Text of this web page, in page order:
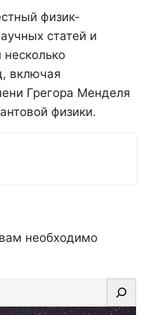
физик-
статей и
несколько
включая
Грегора Менделя
физики.
необходимо